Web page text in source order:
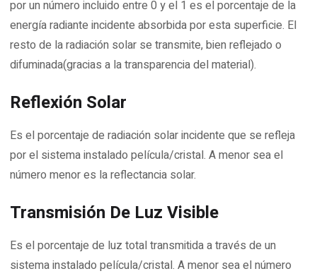
por un número incluido entre 0 y el 1 es el porcentaje de la
energía radiante incidente absorbida por esta superficie. El
resto de la radiación solar se transmite, bien reflejado o
difuminada(gracias a la transparencia del material).
Reflexión Solar
Es el porcentaje de radiación solar incidente que se refleja
por el sistema instalado película/cristal. A menor sea el
número menor es la reflectancia solar.
Transmisión De Luz Visible
Es el porcentaje de luz total transmitida a través de un
sistema instalado película/cristal. A menor sea el número